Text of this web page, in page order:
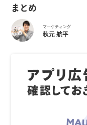
まとめ
マーケティング
秋元 航平